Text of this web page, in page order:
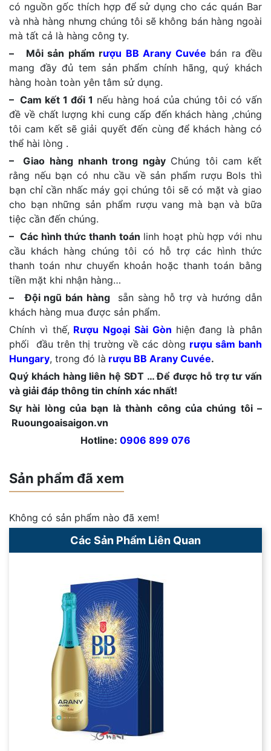
có nguồn gốc thích hợp để sử dụng cho các quán Bar
và nhà hàng nhưng chúng tôi sẽ không bán hàng ngoài
mà tất cả là hàng công ty.
– Mỗi sản phẩm rượu BB Arany Cuvée bán ra đều
mang đầy đủ tem sản phẩm chính hãng, quý khách
hàng hoàn toàn yên tâm sử dụng.
– Cam kết 1 đổi 1 nếu hàng hoá của chúng tôi có vấn
đề về chất lượng khi cung cấp đến khách hàng ,chúng
tôi cam kết sẽ giải quyết đến cùng để khách hàng có
thể hài lòng .
– Giao hàng nhanh trong ngày Chúng tôi cam kết
rằng nếu bạn có nhu cầu về sản phẩm rượu Bols thì
bạn chỉ cần nhấc máy gọi chúng tôi sẽ có mặt và giao
cho bạn những sản phẩm rượu vang mà bạn và bữa
tiệc cần đến chúng.
– Các hình thức thanh toán linh hoạt phù hợp với nhu
cầu khách hàng chúng tôi có hỗ trợ các hình thức
thanh toán như chuyển khoản hoặc thanh toán bằng
tiền mặt khi nhận hàng…
– Đội ngũ bán hàng
sẵn sàng hỗ trợ và hướng dẫn
khách hàng mua được sản phẩm.
Chính vì thế, Rượu Ngoại Sài Gòn hiện đang là phân
phối đầu trên thị trường về các dòng rượu sâm banh
Hungary, trong đó là rượu BB Arany Cuvée.
Quý khách hàng liên hệ SĐT … Để được hỗ trợ tư vấn
và giải đáp thông tin chính xác nhất!
Sự hài lòng của bạn là thành công của chúng tôi –
Ruoungoaisaigon.vn
Hotline: 0906 899 076
Sản phẩm đã xem
Không có sản phẩm nào đã xem!
Các Sản Phẩm Liên Quan